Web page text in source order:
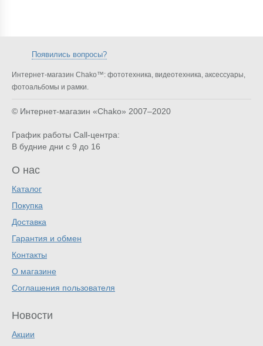
Появились вопросы?
Интернет-магазин Chako™: фототехника, видеотехника, аксессуары,
фотоальбомы и рамки.
© Интернет-магазин «Chako» 2007–2020
График работы Call-центра:
В будние дни с 9 до 16
О нас
Каталог
Покупка
Доставка
Гарантия и обмен
Контакты
О магазине
Соглашения пользователя
Новости
Акции